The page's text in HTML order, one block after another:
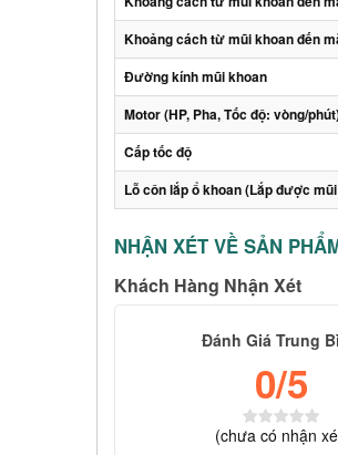
Khoảng cách từ mũi khoan đến
Đường kính mũi khoan
Motor (HP, Pha, Tốc độ: vòng/
Cấp tốc độ
Lỗ côn lắp ổ khoan (Lắp được
NHẬN XÉT VỀ SẢN
Khách Hàng Nhận Xét
Đánh Giá Trung
0/5
(chưa có nhận